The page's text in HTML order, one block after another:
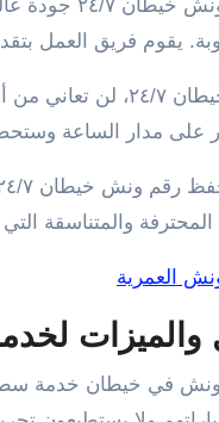
توفر
يقوم فريق العمل
بفضل ونش خيطان
على مدار الساعة
والمتناسقة
العمرية
والميزات
في خيطان خدمة سطحة